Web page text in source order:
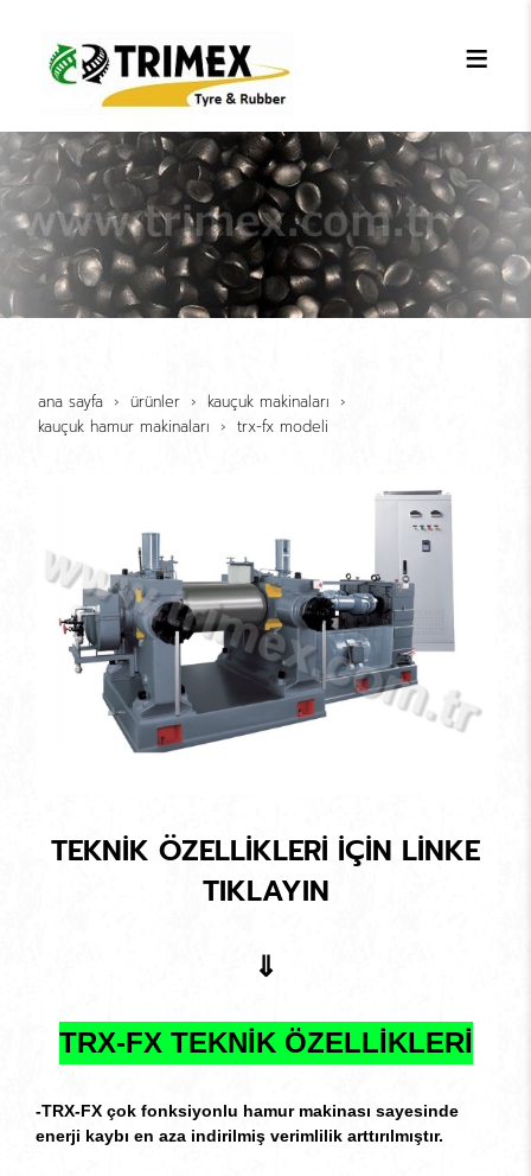
ana sayfa ürünler
kauçuk maki̇nalari
kauçuk hamur maki̇nalari
trx-fx modeli̇
TEKNİK ÖZELLİKLERİ İÇİN LİNKE
TIKLAYIN
⇓
TRX-FX TEKNİK ÖZELLİKLERİ
-TRX-FX çok fonksiyonlu hamur makinası sayesinde
enerji kaybı en aza indirilmiş verimlilik arttırılmıştır.